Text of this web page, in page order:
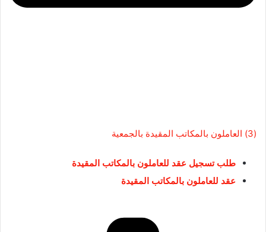
(3) العاملون بالمكاتب المقيدة بالجمعية
طلبتسجيل عقد للعاملون بالمكاتب المقيدة
عقد للعاملون بالمكاتب المقيدة